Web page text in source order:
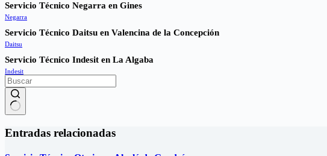
Servicio Técnico Negarra en Gines
Negarra
Servicio Técnico Daitsu en Valencina de la Concepción
Daitsu
Servicio Técnico Indesit en La Algaba
Indesit
resultados
Entradas relacionadas